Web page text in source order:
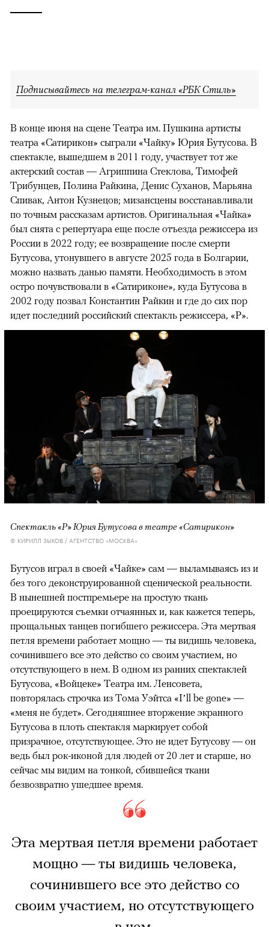
Подписывайтесь на телеграм-канал «РБК Стиль»
В конце июня на сцене Театра им. Пушкина артисты
театра «Сатирикон» сыграли «Чайку» Юрия Бутусова. В
спектакле, вышедшем в 2011 году, участвует тот же
актерский состав — Агриппина Стеклова, Тимофей
Трибунцев, Полина Райкина, Денис Суханов, Марьяна
Спивак, Антон Кузнецов; мизансцены восстанавливали
по точным рассказам артистов. Оригинальная «Чайка»
был снята с репертуара еще после отъезда режиссера из
России в 2022 году; ее возвращение после смерти
Бутусова, утонувшего в августе 2025 года в Болгарии,
можно назвать данью памяти. Необходимость в этом
остро почувствовали в «Сатириконе», куда Бутусова в
2002 году позвал Константин Райкин и где до сих пор
идет последний российский спектакль режиссера, «Р».
Спектакль «Р» Юрия Бутусова в театре «Сатирикон»
© КИРИЛЛ ЗЫКОВ / АГЕНТСТВО «МОСКВА»
Бутусов играл в своей «Чайке» сам — выламываясь из и
без того деконструированной сценической реальности.
В нынешней постпремьере на простую ткань
проецируются съемки отчаянных и, как кажется теперь,
прощальных танцев погибшего режиссера. Эта мертвая
петля времени работает мощно — ты видишь человека,
сочинившего все это действо со своим участием, но
отсутствующего в нем. В одном из ранних спектаклей
Бутусова, «Войцеке» Театра им. Ленсовета,
повторялась строчка из Тома Уэйтса «I’ll be gone» —
«меня не будет». Сегодняшнее вторжение экранного
Бутусова в плоть спектакля маркирует собой
призрачное, отсутствующее. Это не идет Бутусову — он
ведь был рок-иконой для людей от 20 лет и старше, но
сейчас мы видим на тонкой, сбившейся ткани
безвозвратно ушедшее время.
Эта мертвая петля времени работает
мощно — ты видишь человека,
сочинившего все это действо со
своим участием, но отсутствующего